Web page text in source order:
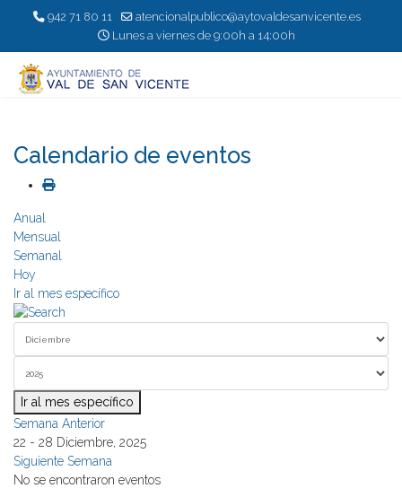
942 71 80 11
atencionalpublico@aytovaldesanvicente.es
Lunes a viernes de 9:00h a 14:00h
Calendario de eventos
Anual
Mensual
Semanal
Hoy
Ir al mes específico
Ir al mes específico
Semana Anterior
22 - 28 Diciembre, 2025
Siguiente Semana
No se encontraron eventos